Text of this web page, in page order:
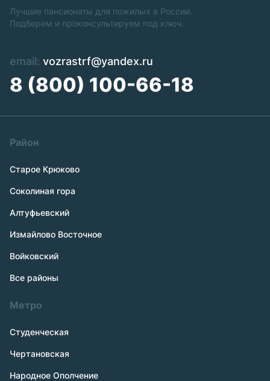
Лучшие пансионаты для пожилых в России.
Подберем и проконсультируем под ключ.
email: vozrastrf@yandex.ru
8 (800) 100-66-18
Район
Старое Крюково
Соколиная гора
Алтуфьевский
Измайлово Восточное
Войковский
Все районы
Метро
Студенческая
Чертановская
Народное Ополчение